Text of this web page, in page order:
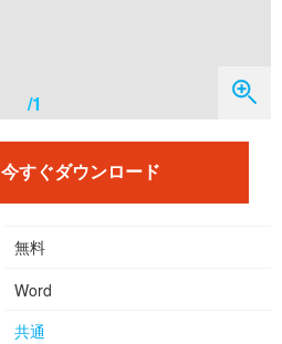
/1
今すぐダウンロード
無料
Word
共通